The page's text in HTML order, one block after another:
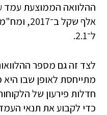
ל־2.1.
לצד זה גם מספר
מתייחסת לאופן שבו
חדלות פירעון של
כדי לקבוע את תנאי